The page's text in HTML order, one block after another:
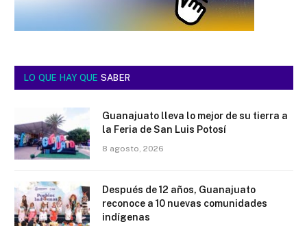
LO QUE HAY QUE SABER
Guanajuato lleva lo mejor de su tierra a
la Feria de San Luis Potosí
8 agosto, 2026
Después de 12 años, Guanajuato
reconoce a 10 nuevas comunidades
indígenas